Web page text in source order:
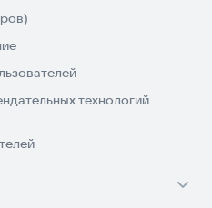
технологий